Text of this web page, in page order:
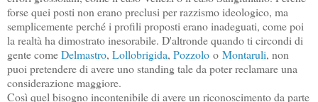
forse quei posti non erano preclusi per razzismo ideologico, ma
semplicemente perché i profili proposti erano inadeguati, come poi
la realtà ha dimostrato inesorabile. D'altronde quando ti circondi di
gente comeDelmastro, Lollobrigida, Pozzolo o Montaruli, non
puoi pretendere di avere uno standing tale da poter reclamare una
considerazione maggiore.
Così quel bisogno incontenibile di avere un riconoscimento da parte